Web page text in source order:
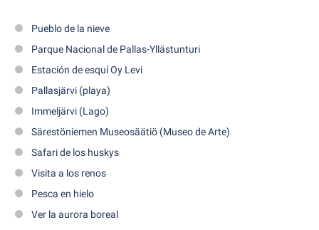
Pueblo de la nieve
Parque Nacional de Pallas-Yllästunturi
Estación de esquí Oy Levi
Pallasjärvi (playa)
Immeljärvi (Lago)
Särestöniemen Museosäätiö (Museo de Arte)
Safari de los huskys
Visita a los renos
Pesca en hielo
Ver la aurora boreal